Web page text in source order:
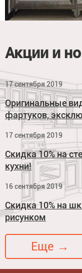
Акции и
17 сентября 2019
Оригинальные
фартуков,
17 сентября 2019
Скидка 10% на
кухни!
16 сентября 2019
Скидка 10% на
рисунком
Еще →